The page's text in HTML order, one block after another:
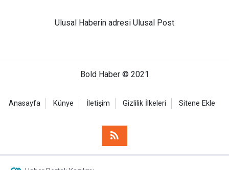
Ulusal Haberin adresi Ulusal Post
Bold Haber © 2021
Anasayfa Künye İletişim Gizlilik İlkeleri Sitene Ekle